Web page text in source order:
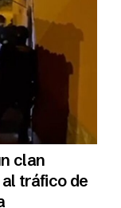
clan
tráfico de